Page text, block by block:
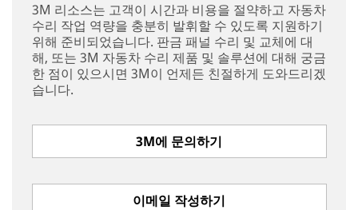
3M 리소스는 고객이 시간과 비용을 절약하고 자동차
수리 작업 역량을 충분히 발휘할 수 있도록 지원하기
위해 준비되었습니다. 판금 패널 수리 및 교체에 대
해, 또는 3M 자동차 수리 제품 및 솔루션에 대해 궁금
한 점이 있으시면 3M이 언제든 친절하게 도와드리겠
습니다.
3M에 문의하기
이메일 작성하기